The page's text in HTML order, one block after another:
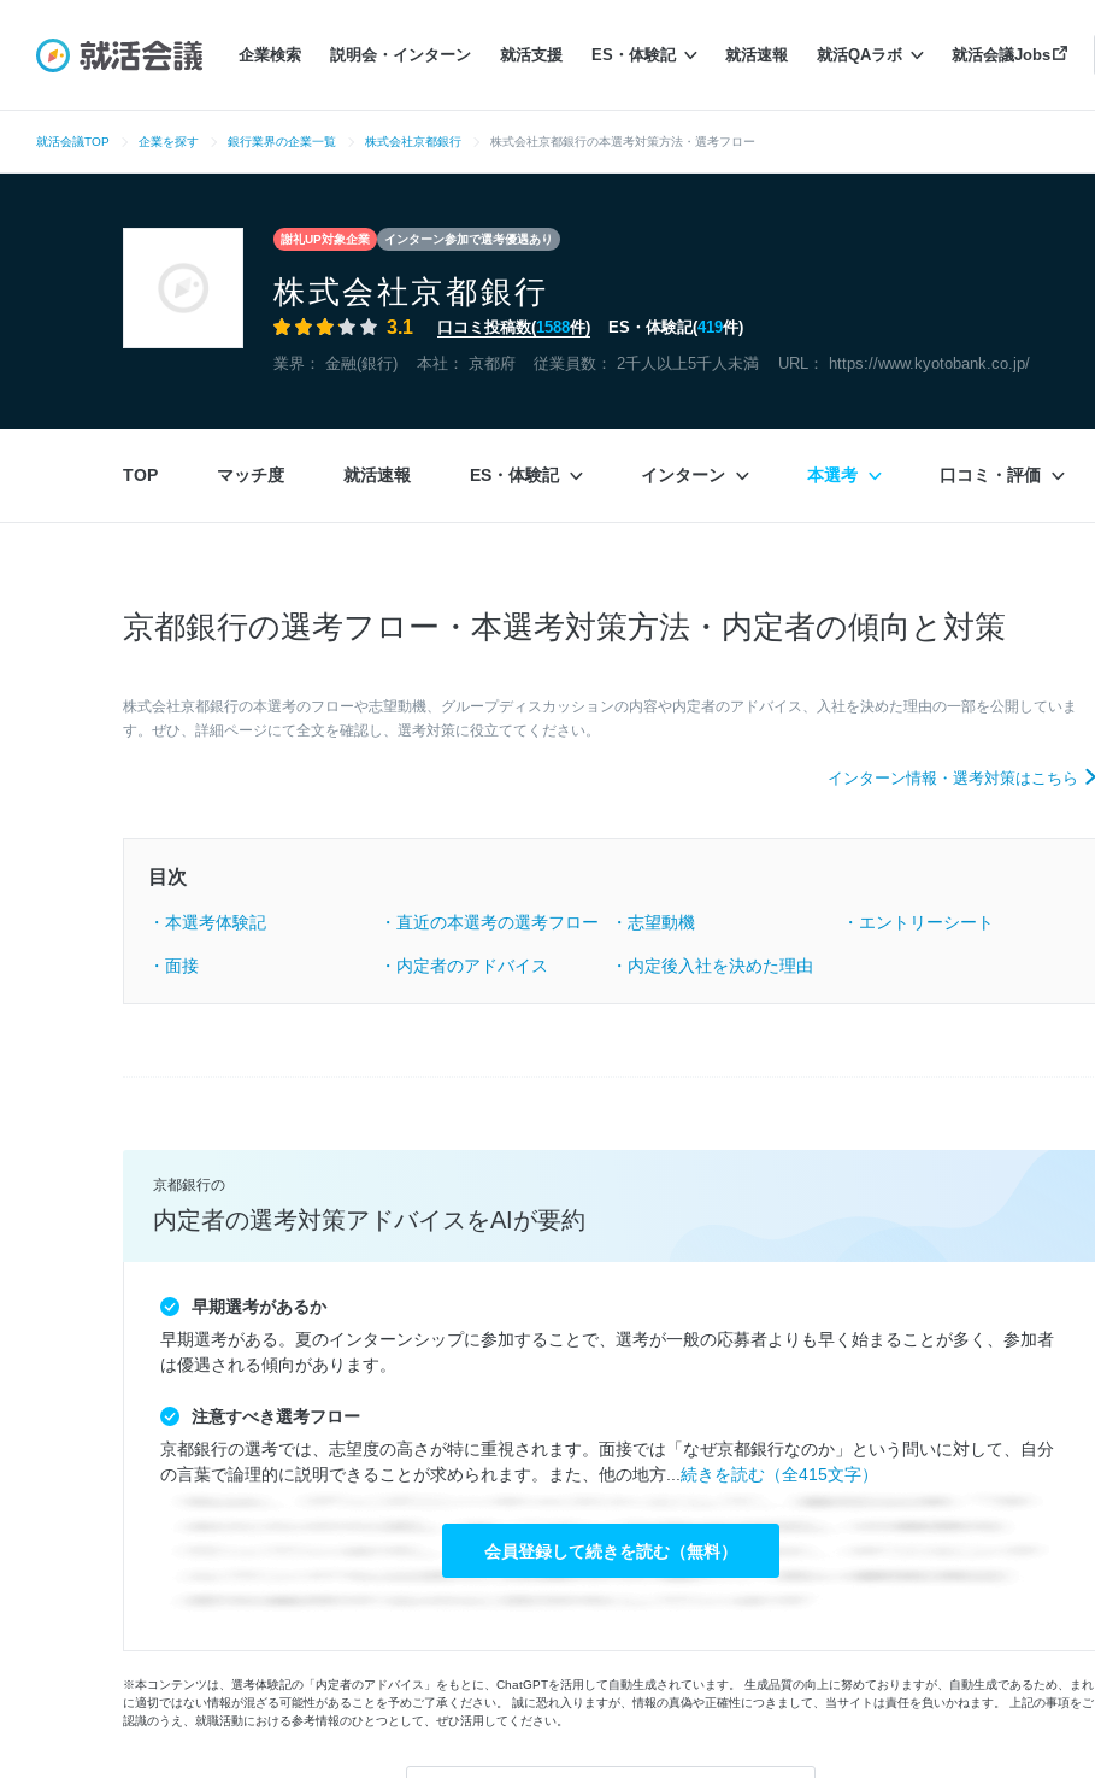
企業検索 説明会・インターン 就活支援 ES・体験記 就活速報 就活QAラボ 就活会議Jobs
就活会議TOP 企業を探す 銀行業界の企業一覧 株式会社京都銀行 株式会社京都銀行の本選考対策方法・選考フロー
謝礼UP対象企業 インターン参加で選考優遇あり
株式会社京都銀行
3.1 口コミ投稿数(1588件) ES・体験記(419件)
業界： 金融(銀行) 本社： 京都府 従業員数： 2千人以上5千人未満 URL： https://www.kyotobank.co.jp/
TOP マッチ度 就活速報 ES・体験記 インターン 本選考 口コミ・評価
京都銀行の選考フロー・本選考対策方法・内定者の傾向と対策
株式会社京都銀行の本選考のフローや志望動機、グループディスカッションの内容や内定者のアドバイス、入社を決めた理由の一部を公開していま
す。ぜひ、詳細ページにて全文を確認し、選考対策に役立ててください。
インターン情報・選考対策はこちら
目次
・本選考体験記 ・直近の本選考の選考フロー ・志望動機 ・エントリーシート
・面接 ・内定者のアドバイス ・内定後入社を決めた理由
京都銀行の
内定者の選考対策アドバイスをAIが要約
早期選考があるか
早期選考がある。夏のインターンシップに参加することで、選考が一般の応募者よりも早く始まることが多く、参加者
は優遇される傾向があります。
注意すべき選考フロー
京都銀行の選考では、志望度の高さが特に重視されます。面接では「なぜ京都銀行なのか」という問いに対して、自分
の言葉で論理的に説明できることが求められます。また、他の地方... 続きを読む（全415文字）
会員登録して続きを読む（無料）
※本コンテンツは、選考体験記の「内定者のアドバイス」をもとに、ChatGPTを活用して自動生成されています。 生成品質の向上に努めておりますが、自動生成であるため、まれ
に適切ではない情報が混ざる可能性があることを予めご了承ください。 誠に恐れ入りますが、情報の真偽や正確性につきまして、当サイトは責任を負いかねます。 上記の事項をご
認識のうえ、就職活動における参考情報のひとつとして、ぜひ活用してください。